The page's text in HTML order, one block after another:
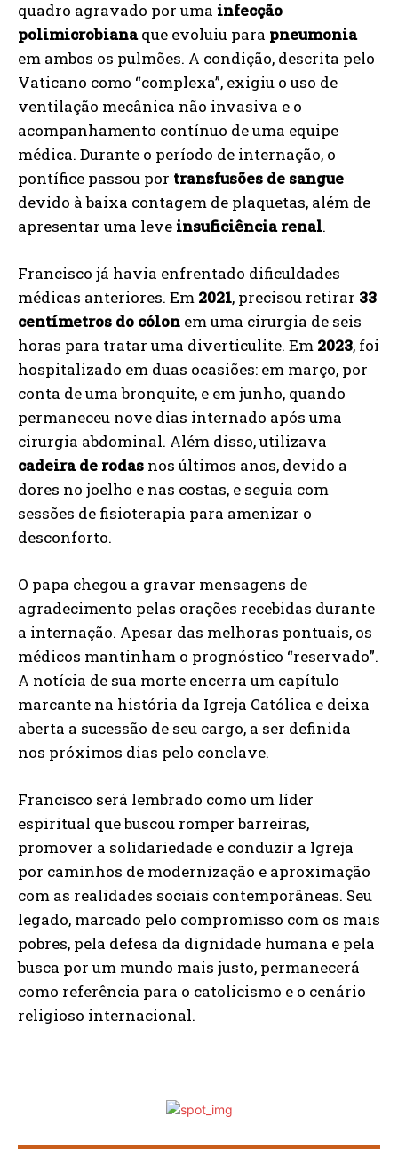
quadro agravado por uma infecção
polimicrobianaque evoluiu para pneumonia
em ambos os pulmões. A condição, descrita pelo
Vaticano como “complexa”, exigiu o uso de
ventilação mecânica não invasiva e o
acompanhamento contínuo de uma equipe
médica. Durante o período de internação, o
pontífice passou por transfusões de sangue
devido à baixa contagem de plaquetas, além de
apresentar uma leve insuficiência renal.
Francisco já havia enfrentado dificuldades
médicas anteriores. Em 2021, precisou retirar 33
centímetros do cólon em uma cirurgia de seis
horas para tratar uma diverticulite. Em 2023, foi
hospitalizado em duas ocasiões: em março, por
conta de uma bronquite, e em junho, quando
permaneceu nove dias internado após uma
cirurgia abdominal. Além disso, utilizava
cadeira de rodas nos últimos anos, devido a
dores no joelho e nas costas, e seguia com
sessões de fisioterapia para amenizar o
desconforto.
O papa chegou a gravar mensagens de
agradecimento pelas orações recebidas durante
a internação. Apesar das melhoras pontuais, os
médicos mantinham o prognóstico “reservado”.
A notícia de sua morte encerra um capítulo
marcante na história da Igreja Católica e deixa
aberta a sucessão de seu cargo, a ser definida
nos próximos dias pelo conclave.
Francisco será lembrado como um líder
espiritual que buscou romper barreiras,
promover a solidariedade e conduzir a Igreja
por caminhos de modernização e aproximação
com as realidades sociais contemporâneas. Seu
legado, marcado pelo compromisso com os mais
pobres, pela defesa da dignidade humana e pela
busca por um mundo mais justo, permanecerá
como referência para o catolicismo e o cenário
religioso internacional.